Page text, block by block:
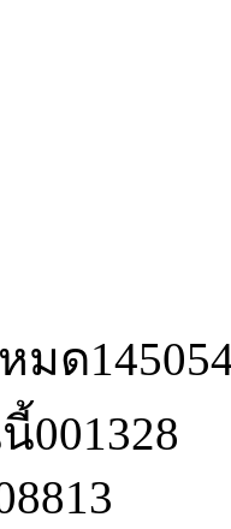
มด
001328